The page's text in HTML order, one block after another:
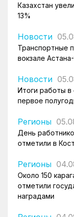
Казахстан
13%
Новости
Транспортные
вокзале Астана-
Новости
Итоги работы в
первое
Регионы
День
отметили в
Регионы
Около 150
отметили
наградами